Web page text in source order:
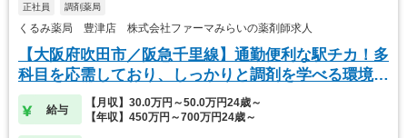
正社員 調剤薬局
くるみ薬局 豊津店 株式会社ファーマみらいの薬剤師求人
【大阪府吹田市／阪急千里線】通勤便利な駅チカ！多
科目を応需しており、しっかりと調剤を学べる環境で
す。
給与
【月収】30.0万円～50.0万円24歳～
【年収】450万円～700万円24歳～